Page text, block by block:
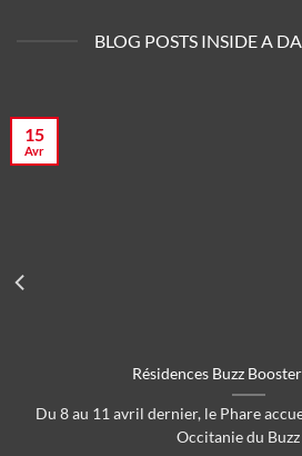
BLOG POSTS INSIDE A
Résidences Buzz
Du 8 au 11 avril dernier, le Phare
Occitanie du Buzz
15
Avr